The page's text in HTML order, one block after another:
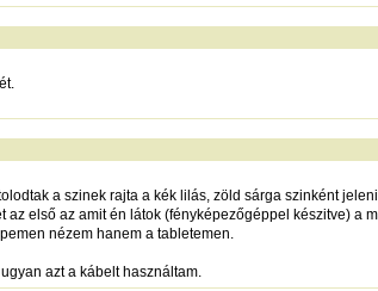
a szinek rajta a kék lilás, zöld sárga szinként
az első az amit én látok (fényképezőgéppel készitve) a
nézem hanem a tabletemen.
azt a kábelt használtam.